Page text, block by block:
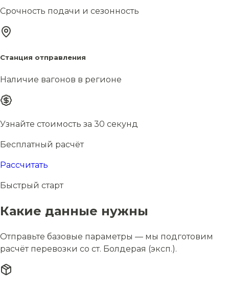
Срочность подачи и сезонность
Станция отправления
Наличие вагонов в регионе
Узнайте стоимость за 30 секунд
Бесплатный расчёт
Рассчитать
Быстрый старт
Какие данные нужны
Отправьте базовые параметры — мы подготовим
расчёт перевозки со ст. Болдерая (эксп.).